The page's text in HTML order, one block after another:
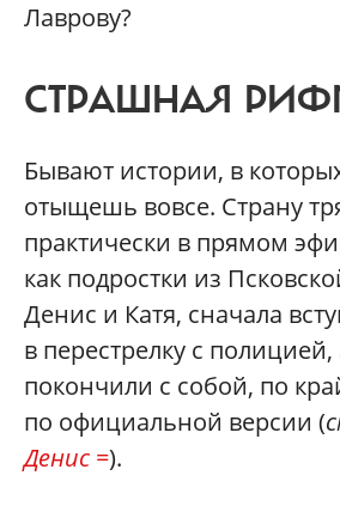
Лаврову?
СТРАШНАЯ
Бывают истории, в
отыщешь вовсе. Страну
практически в прямом
как подростки из
Денис и Катя, сначала
в перестрелку с
покончили с собой, по
по официальной версии (
Денис =).